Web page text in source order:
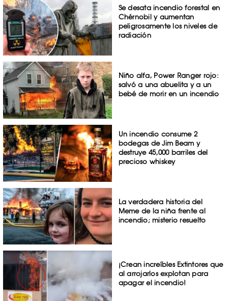
Se desata incendio forestal en
Chérnobil y aumentan
peligrosamente los niveles de
radiación
Niño alfa, Power Ranger rojo:
salvó a una abuelita y a un
bebé de morir en un incendio
Un incendio consume 2
bodegas de Jim Beam y
destruye 45,000 barriles del
precioso whiskey
La verdadera historia del
Meme de la niña frente al
incendio; misterio resuelto
¡Crean increíbles Extintores que
al arrojarlos explotan para
apagar el incendio!